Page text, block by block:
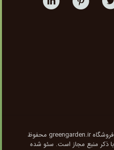
کلیه حقوق این وب سایت برای فروشگاه greengarden.ir محفوظ
ذکر منبع مجاز است. سئو شده